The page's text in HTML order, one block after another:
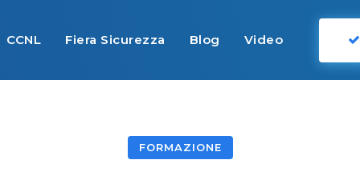
CCNL Fiera Sicurezza Blog Video
FORMAZIONE